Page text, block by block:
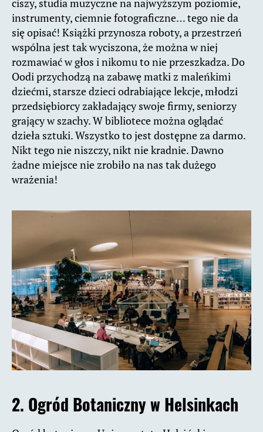
instrumenty, ciemnie fotograficzne… tego nie da
się opisać! Książki przynosza roboty, a przestrzeń
wspólna jest tak wyciszona, że można w niej
rozmawiać w głos i nikomu to nie przeszkadza. Do
Oodi przychodzą na zabawę matki z maleńkimi
dziećmi, starsze dzieci odrabiające lekcje, młodzi
przedsiębiorcy zakładający swoje firmy, seniorzy
grający w szachy. W bibliotece można oglądać
dzieła sztuki. Wszystko to jest dostępne za darmo.
Nikt tego nie niszczy, nikt nie kradnie. Dawno
żadne miejsce nie zrobiło na nas tak dużego
wrażenia!
2. Ogród Botaniczny w Helsinkach